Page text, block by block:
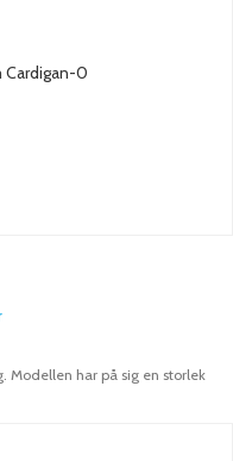
Modellen har på sig en storlek
till festivaler